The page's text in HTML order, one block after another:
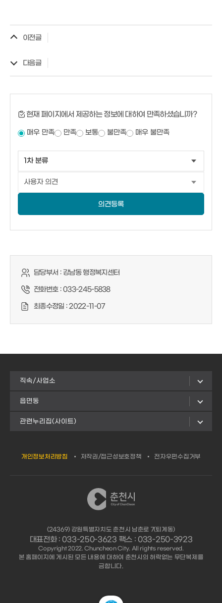
이전글
다음글
현재 페이지에서 제공하는 정보에 대하여 만족하셨습니까?
매우 만족 만족 보통 불만족 매우 불만족
의견등록
담당부서 :강남동 행정복지센터
전화번호 :033-245-5838
최종수정일 :2022-11-07
직속/사업소
읍면동
관련누리집(사이트)
개인정보처리방침 저작권/접근성보호정책 전자우편수집거부
(24369) 강원특별자치도 춘천시 남춘로 7(퇴계동)
대표전화 : 033-250-3623 팩스 : 033-250-3923
Copyright 2022. Chuncheon City. All rights reserved.
본 홈페이지에 게시된 모든 내용에 대하여 춘천시의 허락없는 무단복제를
금합니다.